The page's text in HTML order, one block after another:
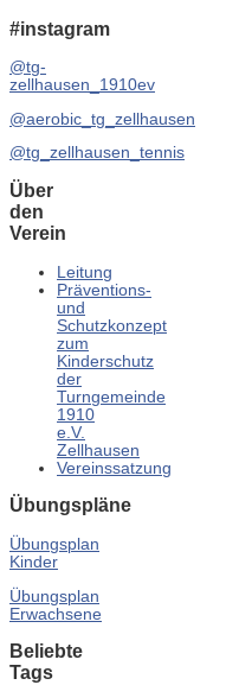
#instagram
@tg-
zellhausen_1910ev
@aerobic_tg_zellhausen
@tg_zellhausen_tennis
Über
den
Verein
Leitung
Präventions-
und
Schutzkonzept
zum
Kinderschutz
der
Turngemeinde
1910
e.V.
Zellhausen
Vereinssatzung
Übungspläne
Übungsplan
Kinder
Übungsplan
Erwachsene
Beliebte
Tags